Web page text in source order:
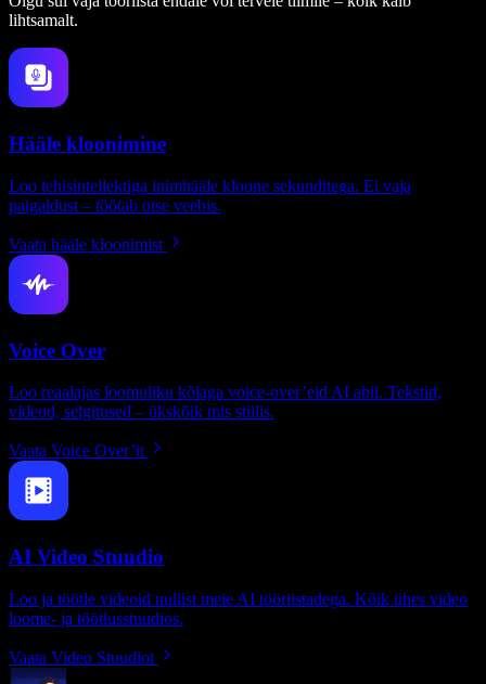
lihtsamalt.
Hääle kloonimine
Loo tehisintellektiga inimhääle kloone sekunditega. Ei vaja
paigaldust – töötab otse veebis.
Vaata hääle kloonimist
Voice Over
Loo reaalajas loomuliku kõlaga voice-over’eid AI abil. Tekstid,
videod, selgitused – ükskõik mis stiilis.
Vaata Voice Over’it
AI Video Stuudio
Loo ja töötle videoid nullist meie AI tööriistadega. Kõik ühes video
loome- ja töötlusstuudios.
Vaata Video Stuudiot